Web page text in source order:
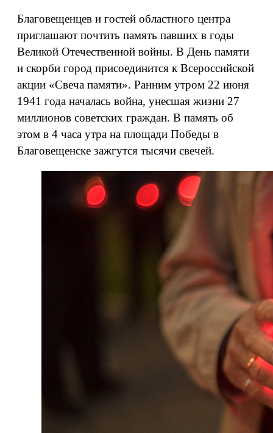
Благовещенцев и гостей областного центра
приглашают почтить память павших в годы
Великой Отечественной войны. В День памяти
и скорби город присоединится к Всероссийской
акции «Свеча памяти». Ранним утром 22 июня
1941 года началась война, унесшая жизни 27
миллионов советских граждан. В память об
этом в 4 часа утра на площади Победы в
Благовещенске зажгутся тысячи свечей.